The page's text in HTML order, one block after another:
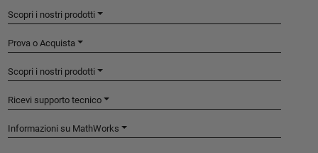
Scopri i nostri prodotti
Prova o Acquista
Scopri i nostri prodotti
Ricevi supporto tecnico
Informazioni su MathWorks